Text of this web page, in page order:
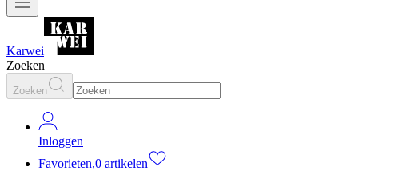
Karwei
Zoeken
Zoeken
Inloggen
Favorieten,0 artikelen